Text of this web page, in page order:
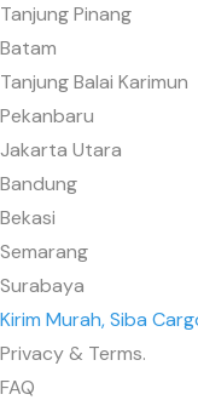
Tanjung Pinang
Batam
Tanjung Balai Karimun
Pekanbaru
Jakarta Utara
Bandung
Bekasi
Semarang
Surabaya
Kirim Murah, Siba
Privacy & Terms.
FAQ